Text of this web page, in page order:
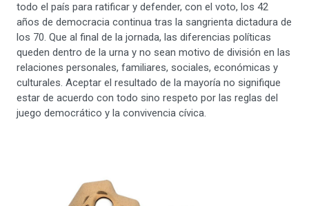
todo el país para ratificar y defender, con el voto, los 42
años de democracia continua tras la sangrienta dictadura de
los 70. Que al final de la jornada, las diferencias políticas
queden dentro de la urna y no sean motivo de división en las
relaciones personales, familiares, sociales, económicas y
culturales. Aceptar el resultado de la mayoría no signifique
estar de acuerdo con todo sino respeto por las reglas del
juego democrático y la convivencia cívica.